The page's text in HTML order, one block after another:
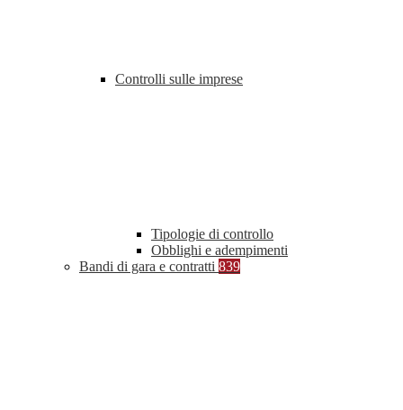
Controlli sulle imprese
Tipologie di controllo
Obblighi e adempimenti
Bandi di gara e contratti 839